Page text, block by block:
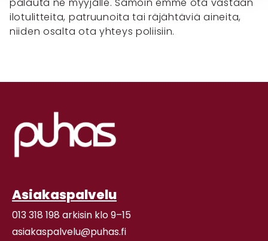
ilotulitteita, patruunoita tai räjähtäviä aineita,
niiden osalta ota yhteys poliisiin.
Asiakaspalvelu
013 318 198 arkisin klo 9–15
asiakaspalvelu@puhas.fi